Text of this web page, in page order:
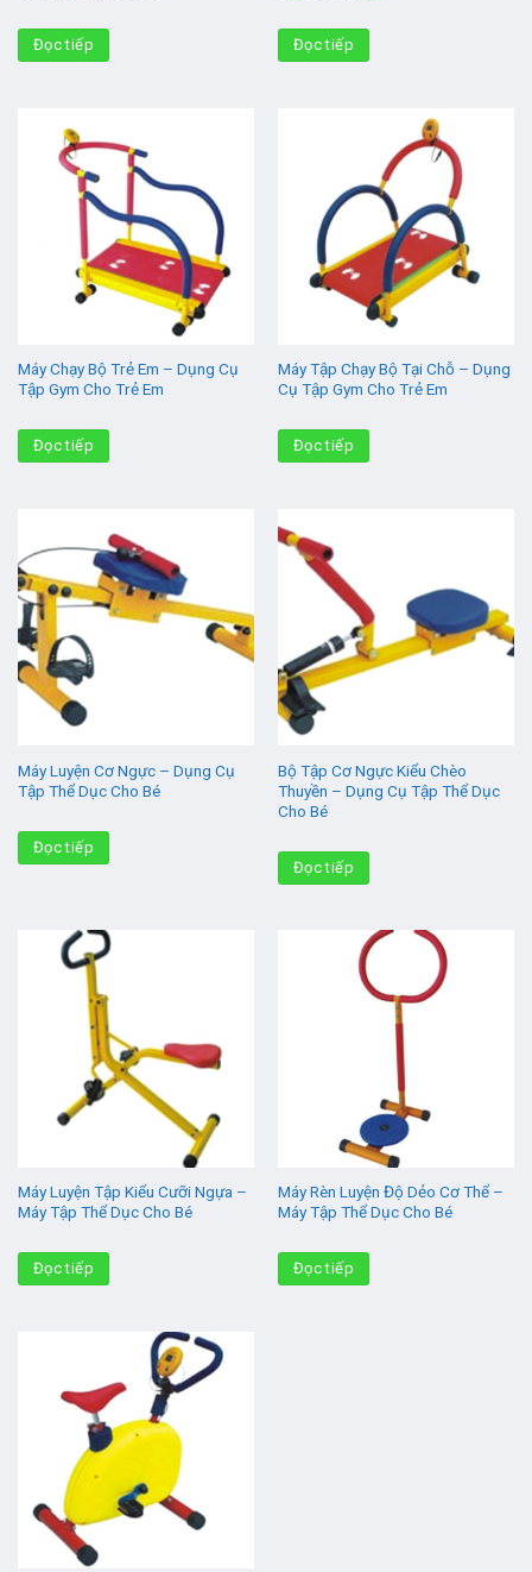
Đọc tiếp Đọc tiếp
Máy Chạy Bộ Trẻ Em – Dụng Cụ
Tập Gym Cho Trẻ Em
Đọc tiếp
Máy Tập Chạy Bộ Tại Chỗ – Dụng
Cụ Tập Gym Cho Trẻ Em
Đọc tiếp
Máy Luyện Cơ Ngực – Dụng Cụ
Tập Thể Dục Cho Bé
Đọc tiếp
Bộ Tập Cơ Ngực Kiểu Chèo
Thuyền – Dụng Cụ Tập Thể Dục
Cho Bé
Đọc tiếp
Máy Luyện Tập Kiểu Cưỡi Ngựa –
Máy Tập Thể Dục Cho Bé
Đọc tiếp
Máy Rèn Luyện Độ Dẻo Cơ Thể –
Máy Tập Thể Dục Cho Bé
Đọc tiếp